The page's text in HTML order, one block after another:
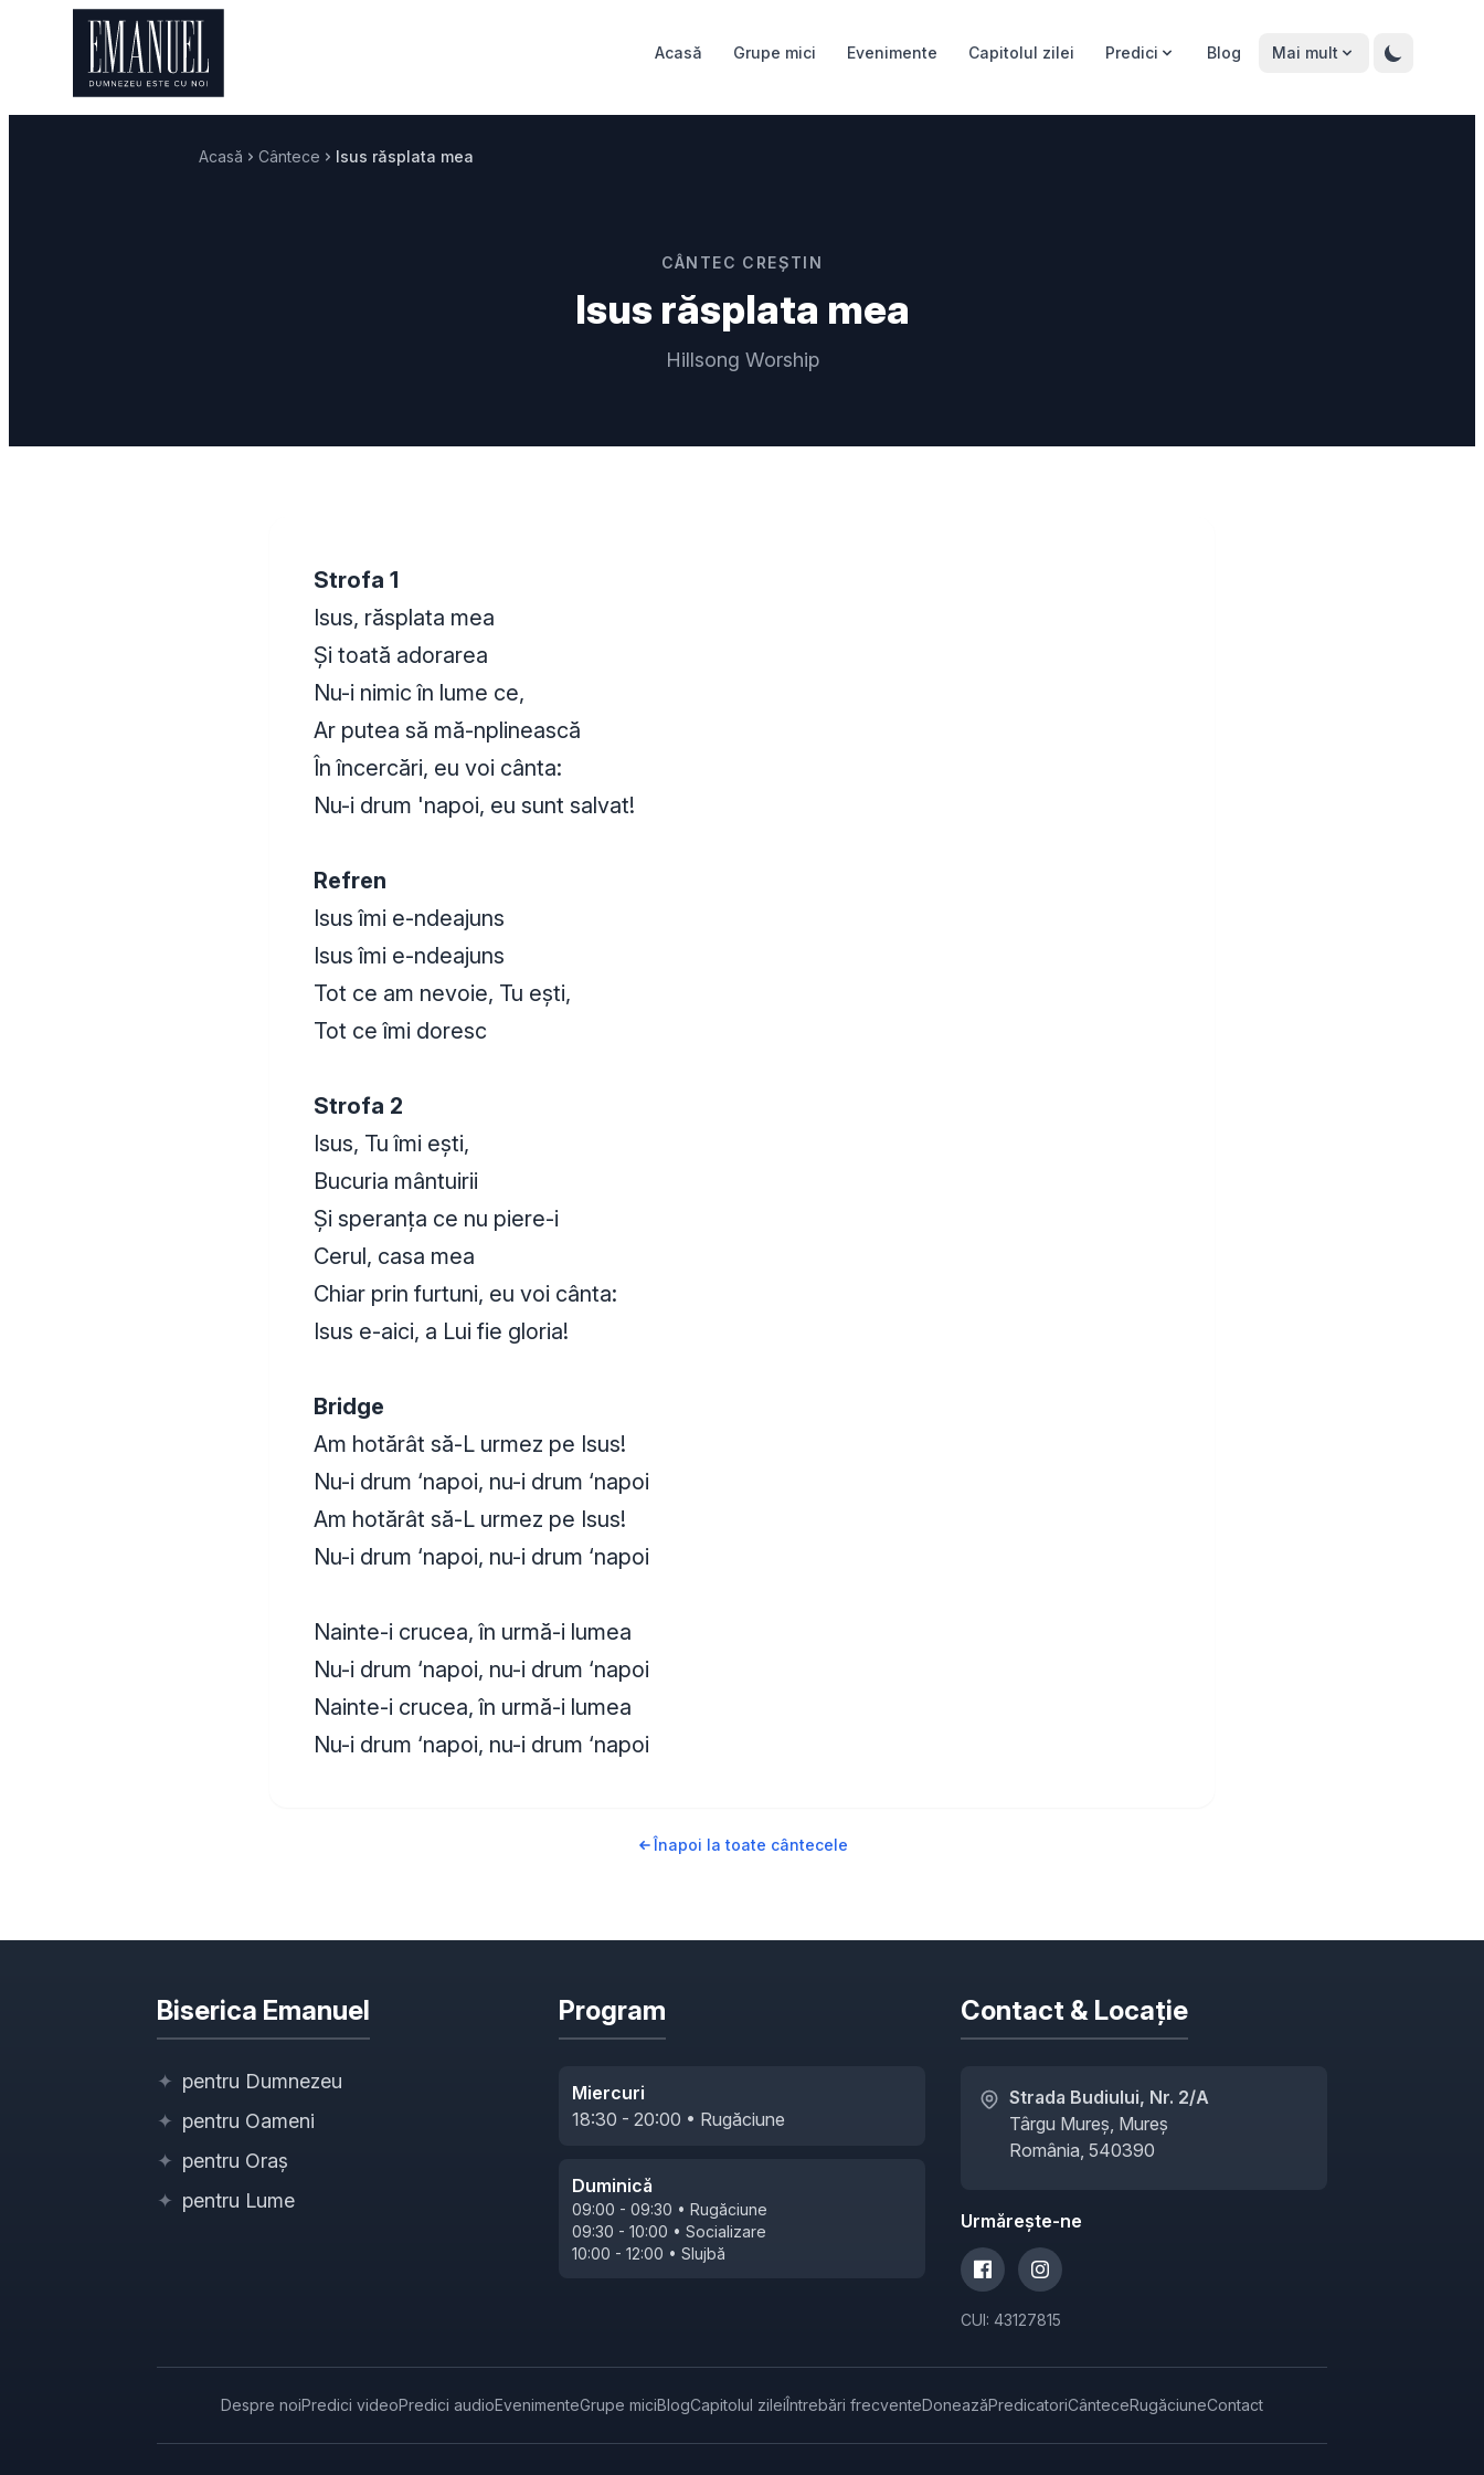
Acasă Grupe mici Evenimente Capitolul zilei Predici Blog Mai mult
Acasă Cântece Isus răsplata mea
CÂNTEC CREȘTIN
Isus răsplata mea
Hillsong Worship
Strofa 1
Isus, răsplata mea
Și toată adorarea
Nu-i nimic în lume ce,
Ar putea să mă-nplinească
În încercări, eu voi cânta:
Nu-i drum 'napoi, eu sunt salvat!
Refren
Isus îmi e-ndeajuns
Isus îmi e-ndeajuns
Tot ce am nevoie, Tu ești,
Tot ce îmi doresc
Strofa 2
Isus, Tu îmi ești,
Bucuria mântuirii
Și speranța ce nu piere-i
Cerul, casa mea
Chiar prin furtuni, eu voi cânta:
Isus e-aici, a Lui fie gloria!
Bridge
Am hotărât să-L urmez pe Isus!
Nu-i drum ‘napoi, nu-i drum ‘napoi
Am hotărât să-L urmez pe Isus!
Nu-i drum ‘napoi, nu-i drum ‘napoi
Nainte-i crucea, în urmă-i lumea
Nu-i drum ‘napoi, nu-i drum ‘napoi
Nainte-i crucea, în urmă-i lumea
Nu-i drum ‘napoi, nu-i drum ‘napoi
Înapoi la toate cântecele
Biserica Emanuel
✦ pentru Dumnezeu
✦ pentru Oameni
✦ pentru Oraș
✦ pentru Lume
Program
Miercuri
18:30 - 20:00 • Rugăciune
Duminică
09:00 - 09:30 • Rugăciune
09:30 - 10:00 • Socializare
10:00 - 12:00 • Slujbă
Contact & Locație
Strada Budiului, Nr. 2/A
Târgu Mureș, Mureș
România, 540390
Urmărește-ne
CUI: 43127815
Despre noiPredici videoPredici audioEvenimenteGrupe miciBlogCapitolul zileiÎntrebări frecventeDoneazăPredicatoriCânteceRugăciuneContact